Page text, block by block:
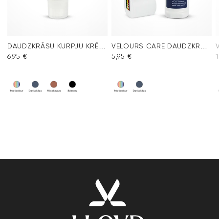
DAUDZKRĀSU KURPJU KRĒMS
6,95 €
VELOURS CARE DAUDZKRĀSU
5,95 €